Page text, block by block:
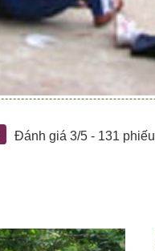
Đánh giá 3/5 - 131 phiếu